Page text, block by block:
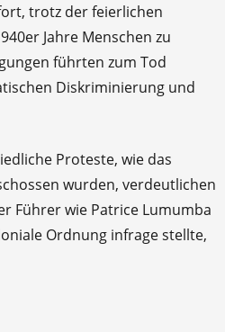
trotz der feierlichen
Jahre Menschen zu
führten zum Tod
Diskriminierung und
Proteste, wie das
wurden, verdeutlichen
Führer wie Patrice Lumumba
Ordnung infrage stellte,